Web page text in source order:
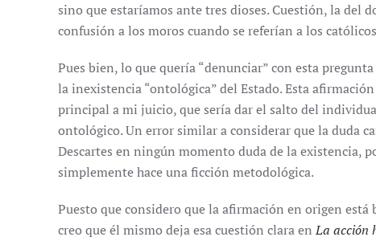
sino que estaríamos ante tres dioses. Cuestión, la del
confusión a los moros cuando se referían a los
Pues bien, lo que quería “denunciar” con esta
la inexistencia “ontológica” del Estado. Esta
principal a mi juicio, que sería dar el salto del
ontológico. Un error similar a considerar que la duda
Descartes en ningún momento duda de la existencia,
simplemente hace una ficción metodológica.
Puesto que considero que la afirmación en origen
creo que él mismo deja esa cuestión clara enLa acción